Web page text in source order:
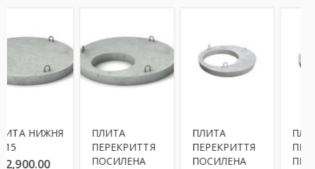
ПЛИТА
ПЕРЕКРИТТЯ
ПОСИЛЕНА
ПЕРЕКРИТТЯ
ПОСИЛЕНА
ПЕРЕКРИТТЯ